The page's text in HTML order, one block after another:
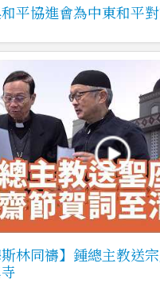
平協進會為中東和平
斯林同禱】鍾總主教送